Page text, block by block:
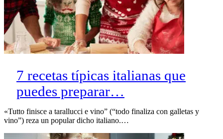
7 recetas típicas italianas que
puedes preparar…
«Tutto finisce a tarallucci e vino” (“todo finaliza con galletas y
vino”) reza un popular dicho italiano.…